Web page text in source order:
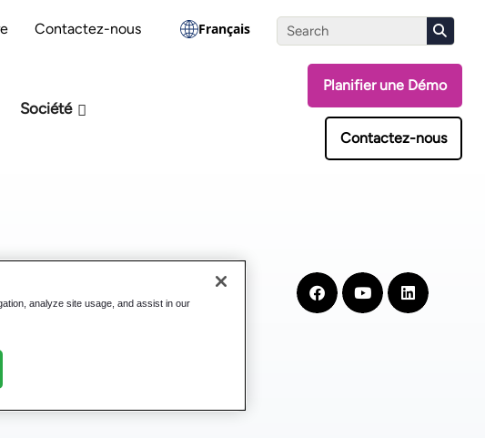
Contactez-nous Français
Société
Planifier une Démo
Contactez-nous
Passez le test d'évaluation
analyze site usage, and assist in our